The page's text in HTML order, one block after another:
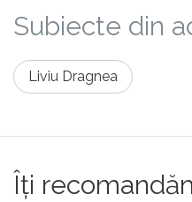
Subiecte din
Liviu Dragnea
Îți